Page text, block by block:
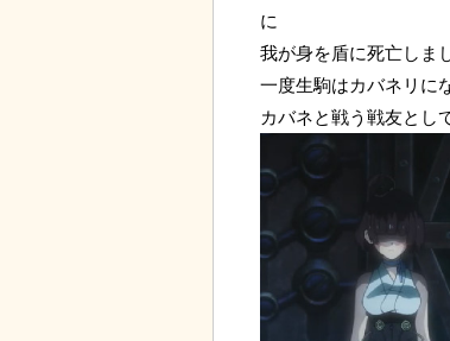
に
我が身を盾に死亡しま
一度生駒はカバネリに
カバネと戦う戦友とし